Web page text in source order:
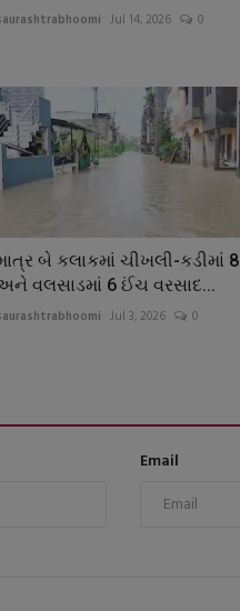
Jul 14, 2026 0
બે કલાકમાં ચીખલી-કડીમાં 8
વલસાડમાં 6 ઈંચ વરસાદ...
Jul 3, 2026 0
Email